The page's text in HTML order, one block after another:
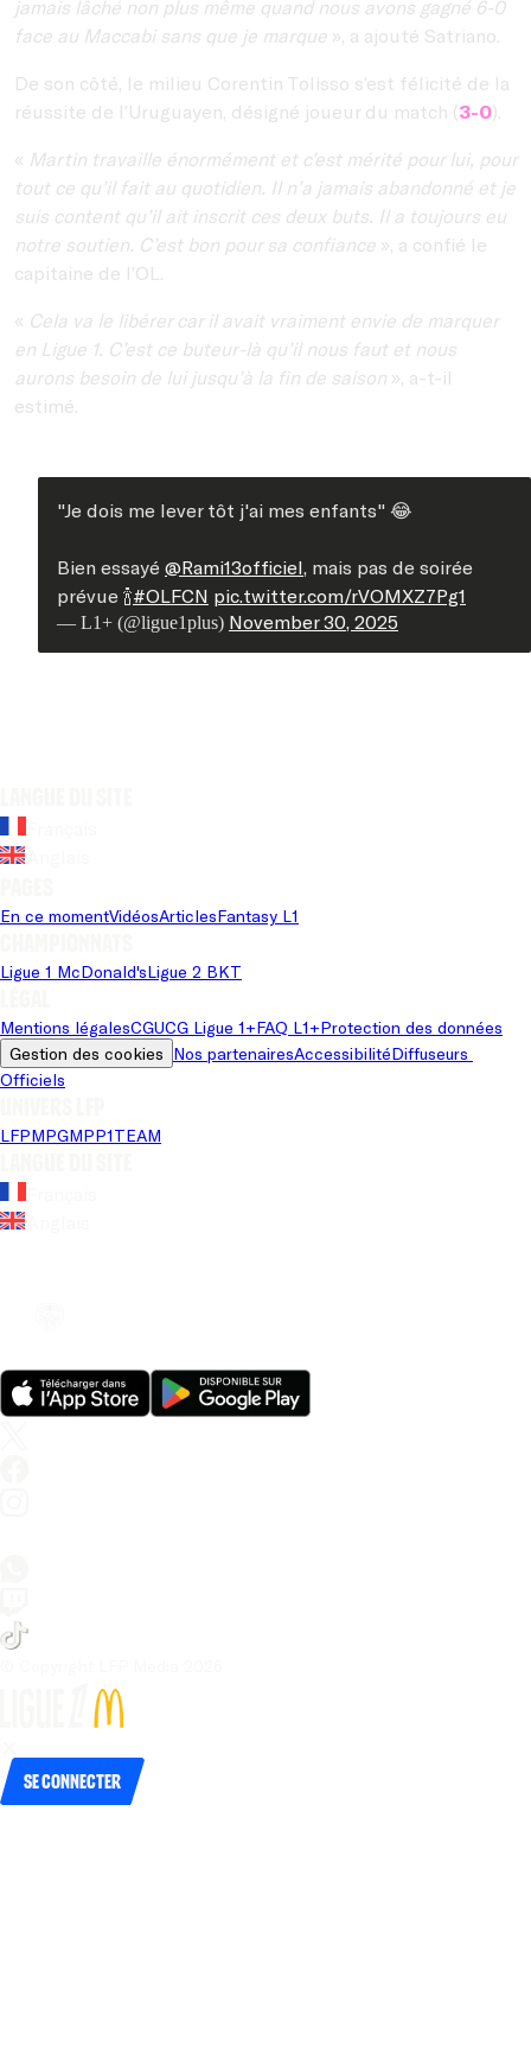
jamais lâché non plus même quand nous avons gagné 6-0
face au Maccabi sans que je marque », a ajouté Satriano.
De son côté, le milieu Corentin Tolisso s’est félicité de la
réussite de l’Uruguayen, désigné joueur du match (3-0).
« Martin travaille énormément et c’est mérité pour lui, pour
tout ce qu’il fait au quotidien. Il n’a jamais abandonné et je
suis content qu’il ait inscrit ces deux buts. Il a toujours eu
notre soutien. C’est bon pour sa confiance », a confié le
capitaine de l’OL.
« Cela va le libérer car il avait vraiment envie de marquer
en Ligue 1. C’est ce buteur-là qu’il nous faut et nous
aurons besoin de lui jusqu’à la fin de saison », a-t-il
estimé.
"Je dois me lever tôt j'ai mes enfants" 😂
Bien essayé @Rami13officiel, mais pas de soirée
prévue 🍾#OLFCN pic.twitter.com/rVOMXZ7Pg1
— L1+ (@ligue1plus) November 30, 2025
En ce momentVidéosArticlesFantasy L1
Ligue 1 McDonald'sLigue 2 BKT
Mentions légalesCGUCG Ligue 1+FAQ L1+Protection des données
Gestion des cookies Nos partenairesAccessibilitéDiffuseurs
Officiels
LFPMPGMPP1TEAM
Se connecter